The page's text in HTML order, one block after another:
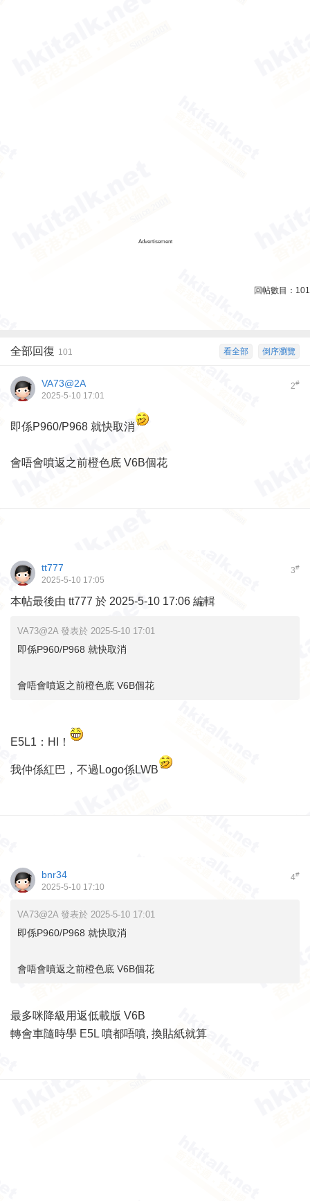
Advertisement
回帖數目： 101
倒序瀏覽
看全部
全部回復 101
2#
VA73@2A
2025-5-10 17:01
即係P960/P968 就快取消
會唔會噴返之前橙色底 V6B個花
3#
tt777
2025-5-10 17:05
本帖最後由 tt777 於 2025-5-10 17:06 編輯
VA73@2A 發表於 2025-5-10 17:01
即係P960/P968 就快取消
會唔會噴返之前橙色底 V6B個花
E5L1：HI！
我仲係紅巴，不過Logo係LWB
4#
bnr34
2025-5-10 17:10
VA73@2A 發表於 2025-5-10 17:01
即係P960/P968 就快取消
會唔會噴返之前橙色底 V6B個花
最多咪降級用返低載版 V6B
轉會車隨時學 E5L 噴都唔噴, 換貼紙就算